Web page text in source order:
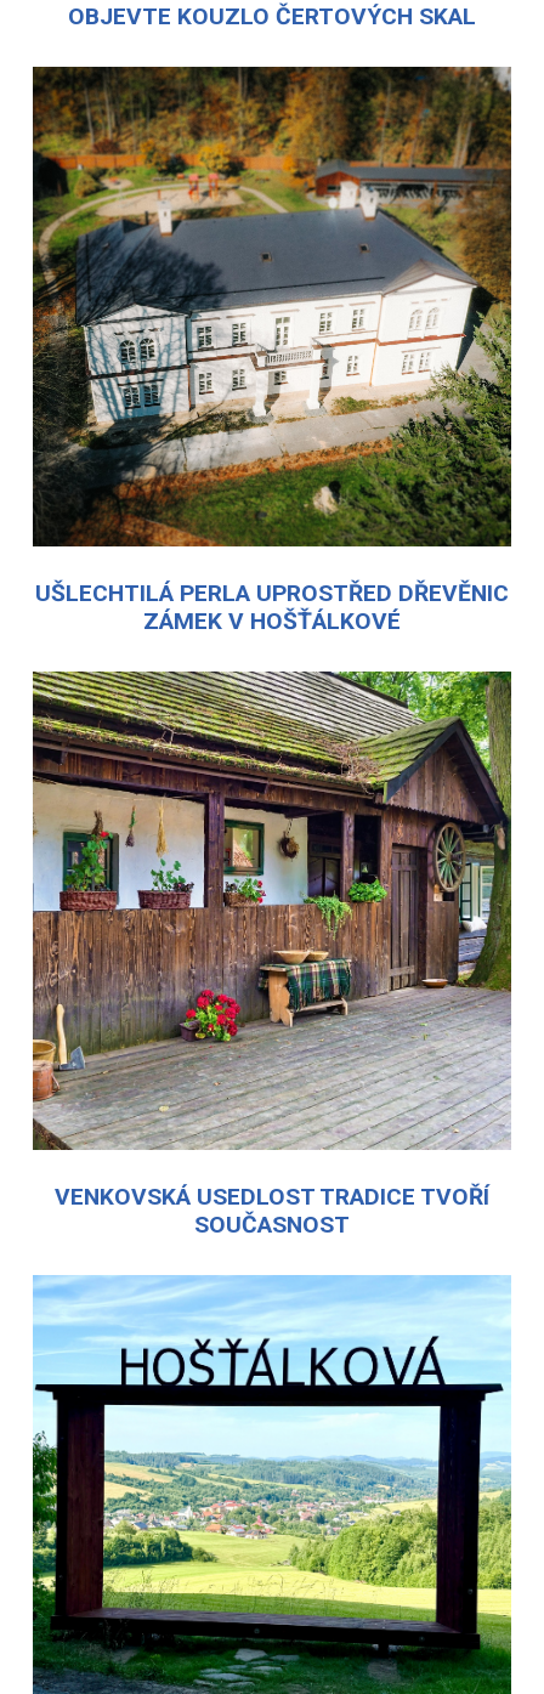
OBJEVTE KOUZLO ČERTOVÝCH SKAL
UŠLECHTILÁ PERLA UPROSTŘED DŘEVĚNIC
ZÁMEK V HOŠŤÁLKOVÉ
VENKOVSKÁ USEDLOST TRADICE TVOŘÍ
SOUČASNOST